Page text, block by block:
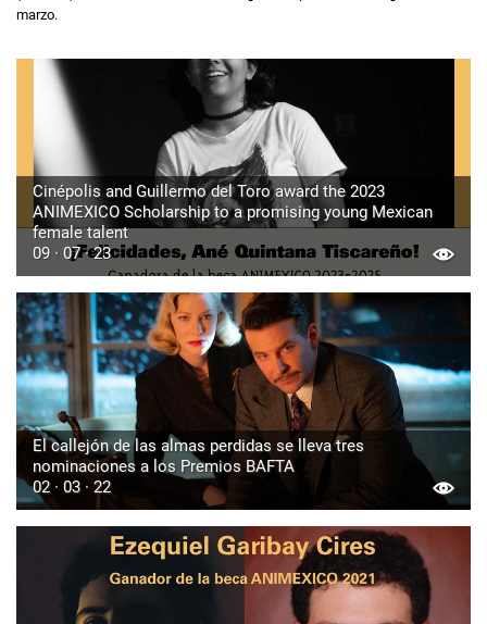
marzo.
Cinépolis and Guillermo del Toro award the 2023
ANIMEXICO Scholarship to a promising young Mexican
female talent
09 · 07 · 23
El callejón de las almas perdidas se lleva tres
nominaciones a los Premios BAFTA
02 · 03 · 22